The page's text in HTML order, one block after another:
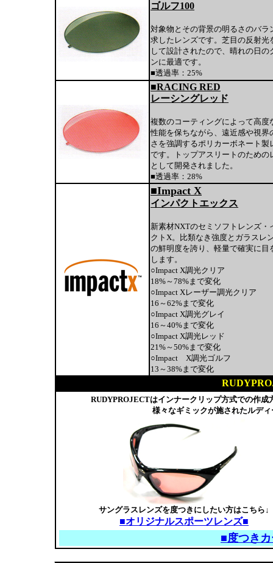
ゴルフ100
対象物とその背景の明るさのバラ
求したレンズです。芝目の反射光
して設計されたので、晴れの日の
ンに最適です。
■透過率：25%
■RACING RED
レーシングレッド
複数のコーティングによって高度
性能を保ちながら、遠近感や視界
さを強調するポリカーボネート製
です。トップアスリートのための
として開発されました。
■透過率：28%
■Impact X
インパクトエックス
新素材NXTのセミソフトレンズ・
クトX。比類なき強度とガラスレ
の鮮明度を誇り、軽量で確実に目
します。
○Impact X調光クリア
18%～78%まで変化
○Impact Xレーザー調光クリア
16～62%まで変化
○Impact X調光グレイ
16～40%まで変化
○Impact X調光レッド
21%～50%まで変化
○Impact X調光ゴルフ
13～38%まで変化
RUDYPROJECTはインナークリップ方式での作
様々なギミックが施されたルデ
サングラスレンズを度つきにしたい方はこちら↓
■オリジナルスポーツレンズ■
■度つき